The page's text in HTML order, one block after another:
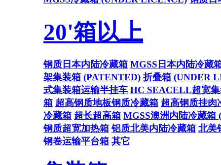
20'箱以上
钢质日本内陆冷藏箱 MGSS日本内陆冷藏
架集装箱 (PATENTED) 折叠箱 (UNDER
式集装箱运输半挂车 HC SEACELL超宽
箱 超高钢质地板钢质冷藏箱 超高钢质挂肉
冷藏箱 超长超高箱 MGSS澳洲内陆冷藏
钢质超宽加热箱 铝质北美内陆冷藏箱 北美
钢卷运输平台箱 其它